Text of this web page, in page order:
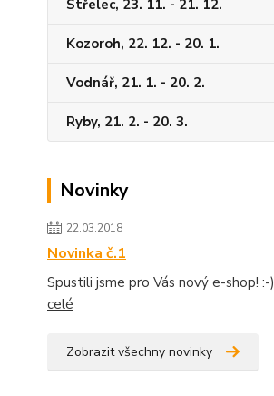
Střelec, 23. 11. - 21. 12.
Kozoroh, 22. 12. - 20. 1.
Vodnář, 21. 1. - 20. 2.
Ryby, 21. 2. - 20. 3.
Novinky
22.03.2018
Novinka č.1
Spustili jsme pro Vás nový e-shop! :-)
celé
Zobrazit všechny novinky